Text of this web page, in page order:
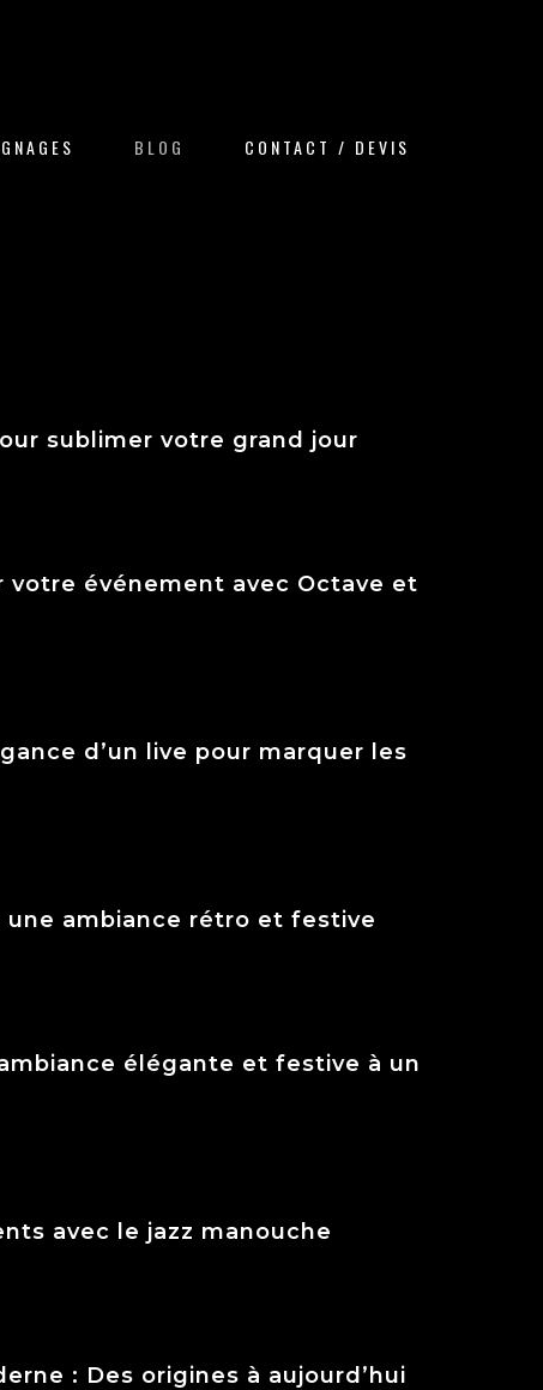
BLOG CONTACT / DEVIS
sublimer votre grand jour
votre événement avec Octave et
d’un live pour marquer les
ambiance rétro et festive
élégante et festive à un
avec le jazz manouche
: Des origines à aujourd’hui